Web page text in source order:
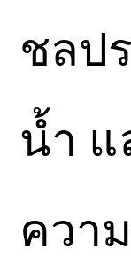
ชลป
น้ำ แ
ควา